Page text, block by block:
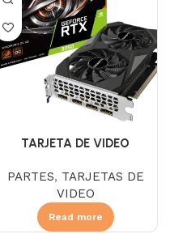
TARJETA DE VIDEO
DDR6 WINDFORCE OC
PARTES, TARJETAS DE
VIDEO
Read more